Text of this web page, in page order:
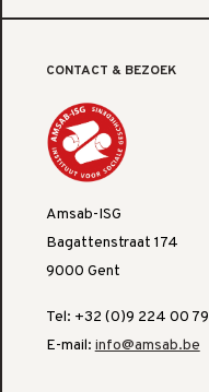
CONTACT & BEZOEK
Amsab-ISG
Bagattenstraat 174
9000 Gent
Tel: +32 (0)9 224 00 79
E-mail: info@amsab.be